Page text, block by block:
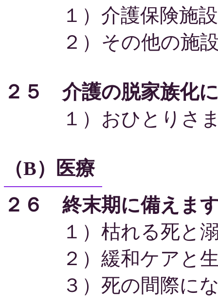
１）介護保険施設
２）その他の施
２５ 介護の脱家族化
１）おひとりさま
（B）医療
２６ 終末期に備えま
１）枯れる死と溺
２）緩和ケアと生
３）死の間際にな